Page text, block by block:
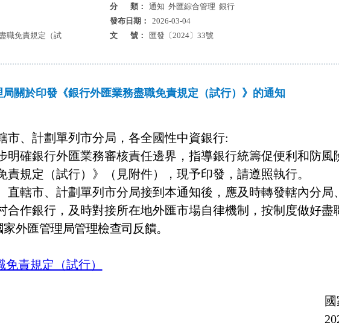
分 類：
通知 外匯綜合管理 銀行
發布日期：
2026-03-04
職免責規定（試
文 號： 匯發〔2024〕33號
局關於印發《銀行外匯業務盡職免責規定（試行）》的通知
市、計劃單列市分局，各全國性中資銀行:
明確銀行外匯業務審核責任邊界，指導銀行統籌促便利和防風
規定（試行）》（見附件），現予印發，請遵照執行。
直轄市、計劃單列市分局接到本通知後，應及時轉發轄內分局
合作銀行，及時對接所在地外匯市場自律機制，按制度做好盡
外匯管理局管理檢查司反饋。
責規定（試行）